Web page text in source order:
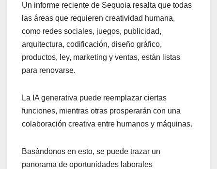
Un informe reciente de Sequoia resalta que todas
las áreas que requieren creatividad humana,
como redes sociales, juegos, publicidad,
arquitectura, codificación, diseño gráfico,
productos, ley, marketing y ventas, están listas
para renovarse.
La IA generativa puede reemplazar ciertas
funciones, mientras otras prosperarán con una
colaboración creativa entre humanos y máquinas.
Basándonos en esto, se puede trazar un
panorama de oportunidades laborales